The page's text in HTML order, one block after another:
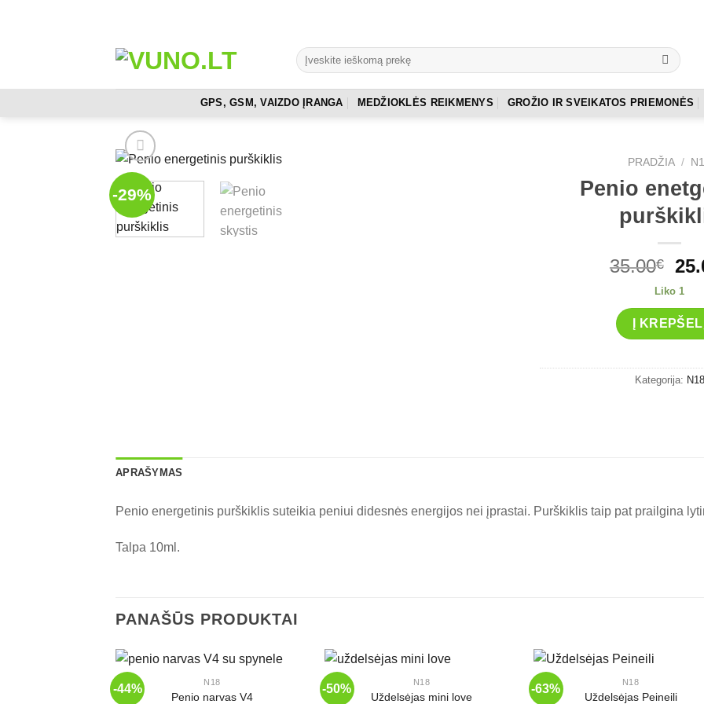
Ieškoti:
GPS, GSM, VAIZDO ĮRANGA MEDŽIOKLĖS REIKMENYS GROŽIO IR SVEIKATOS PRIEMONĖS
-29%
PRADŽIA /
Penio
35.00€
Liko 1
Į KREPŠELĮ
Kategorija: N18
APRAŠYMAS
Penio energetinis purškiklis suteikia peniui didesnės energijos nei įprastai. Purškiklis taip pat prailgina
Talpa 10ml.
PANAŠŪS PRODUKTAI
-44% N18
Penio narvas V4
-50%
+
N18
Uždelsėjas mini love
-63%
+
N18
Uždelsėjas Peineili